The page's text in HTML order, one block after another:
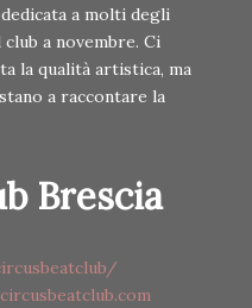
a molti degli
a novembre. Ci
la qualità artistica, ma
a raccontare la
Brescia